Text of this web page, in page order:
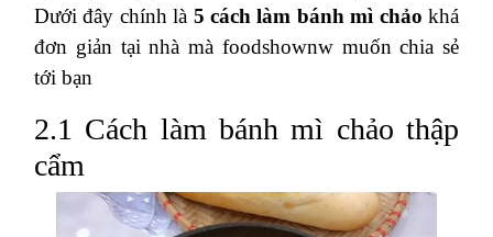
Dưới đây chính là 5 cách làm bánh mì chảo khá
đơn giản tại nhà mà foodshownw muốn chia sẻ
tới bạn
2.1 Cách làm bánh mì chảo thập
cẩm